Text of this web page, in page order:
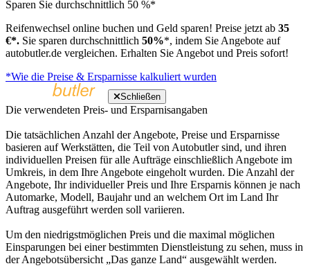
Sparen Sie durchschnittlich 50 %*
Reifenwechsel online buchen und Geld sparen! Preise jetzt ab 35
€*. Sie sparen durchschnittlich 50%*, indem Sie Angebote auf
autobutler.de vergleichen. Erhalten Sie Angebot und Preis sofort!
*Wie die Preise & Ersparnisse kalkuliert wurden
Schließen
Die verwendeten Preis- und Ersparnisangaben
Die tatsächlichen Anzahl der Angebote, Preise und Ersparnisse
basieren auf Werkstätten, die Teil von Autobutler sind, und ihren
individuellen Preisen für alle Aufträge einschließlich Angebote im
Umkreis, in dem Ihre Angebote eingeholt wurden. Die Anzahl der
Angebote, Ihr individueller Preis und Ihre Ersparnis können je nach
Automarke, Modell, Baujahr und an welchem Ort im Land Ihr
Auftrag ausgeführt werden soll variieren.
Um den niedrigstmöglichen Preis und die maximal möglichen
Einsparungen bei einer bestimmten Dienstleistung zu sehen, muss in
der Angebotsübersicht „Das ganze Land“ ausgewählt werden.